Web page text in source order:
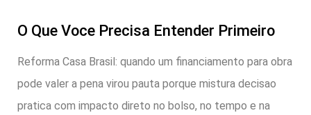
O Que Voce Precisa Entender Primeiro
Reforma Casa Brasil: quando um financiamento para obra
pode valer a pena virou pauta porque mistura decisao
pratica com impacto direto no bolso, no tempo e na